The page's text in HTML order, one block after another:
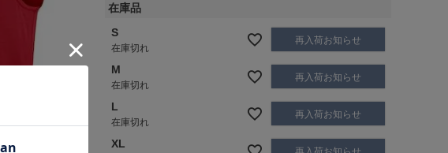
在庫品
S
在庫切れ
再入荷お知らせ
M
在庫切れ
再入荷お知らせ
L
在庫切れ
再入荷お知らせ
XL